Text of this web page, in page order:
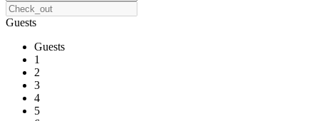
Guests
Guests
1
2
3
4
5